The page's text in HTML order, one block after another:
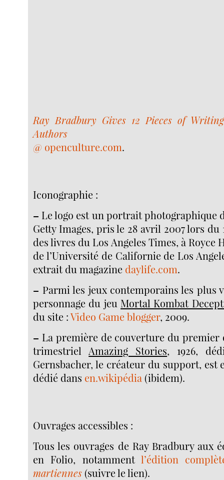
Ray Bradbury Gives 12 Pieces of
Authors
@ openculture.com.
Iconographie :
– Le logo est un portrait photographique
Getty Images, pris le 28 avril 2007 lors du
des livres du Los Angeles Times, à Royce
de l’Université de Californie de Los
extrait du magazine daylife.com.
– Parmi les jeux contemporains les plus
personnage du jeu Mortal Kombat
du site :Video Game blogger, 2009.
– La première de couverture du premier
trimestriel Amazing Stories, 1926,
Gernsbacher, le créateur du support, est
dédié dans en.wikipédia (ibidem).
Ouvrages accessibles :
Tous les ouvrages de Ray Bradbury aux
en Folio, notamment l’édition
martiennes (suivre le lien).